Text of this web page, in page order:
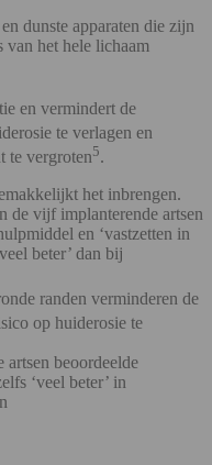
dunste apparaten die zijn
het hele lichaam
en vermindert de
te verlagen en
te vergroten5.
het inbrengen.
de vijf implanterende artsen
en ‘vastzetten in
beter’ dan bij
randen verminderen de
op huiderosie te
beoordeelde
‘veel beter’ in